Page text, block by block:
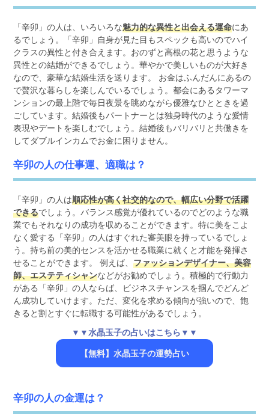
「辛卯」の人は、いろいろな魅力的な異性と出会える運命にあ
るでしょう。「辛卯」自身が見た目もスペックも高いのでハイ
クラスの異性と付き合えます。おのずと高根の花と思うような
異性との結婚ができるでしょう。華やかで美しいものが大好き
なので、豪華な結婚生活を送ります。 お金はふんだんにあるの
で贅沢な暮らしを楽しんでいるでしょう。都会にあるタワーマ
ンションの最上階で毎日夜景を眺めながら優雅なひとときを過
ごしています。結婚後もパートナーとは独身時代のような愛情
表現やデートを楽しむでしょう。結婚後もバリバリと共働きを
してダブルインカムでお金に困りません。
辛卯の人の仕事運、適職は？
「辛卯」の人は順応性が高く社交的なので、幅広い分野で活躍
できるでしょう。バランス感覚が優れているのでどのような職
業でもそれなりの成功を収めることができます。特に美をこよ
なく愛する「辛卯」の人はすぐれた審美眼を持っているでしょ
う。持ち前の美的センスを活かせる職業に就くと才能を発揮さ
せることができます。 例えば、ファッションデザイナー、美容
師、エステティシャンなどがお勧めでしょう。積極的で行動力
がある「辛卯」の人ならば、ビジネスチャンスを掴んでどんど
ん成功していけます。ただ、変化を求める傾向が強いので、飽
きると割とすぐに転職する可能性があるでしょう。
▼▼水晶玉子の占いはこちら▼▼
【無料】水晶玉子の運勢占い
辛卯の人の金運は？